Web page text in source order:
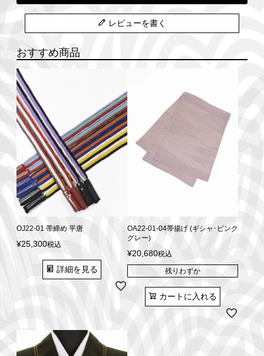
レビューを書く
おすすめ商品
OJ22-01 帯締め 平唐
¥25,300税込
詳細を見る
OA22-01-04帯揚げ (ギシャ･ピンク
グレー)
¥20,680税込
残りわずか
カートに入れる